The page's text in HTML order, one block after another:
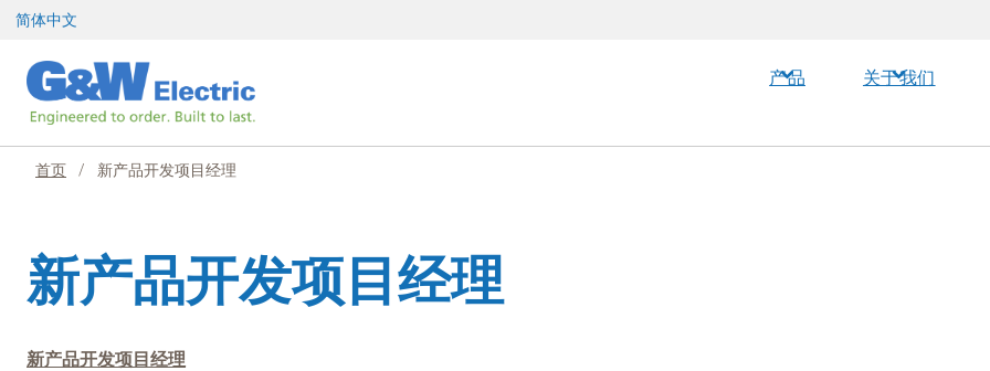
跳简体中文
产品 关于我们
首页 / 新产品开发项目经理
新产品开发项目经理
新产品开发项目经理